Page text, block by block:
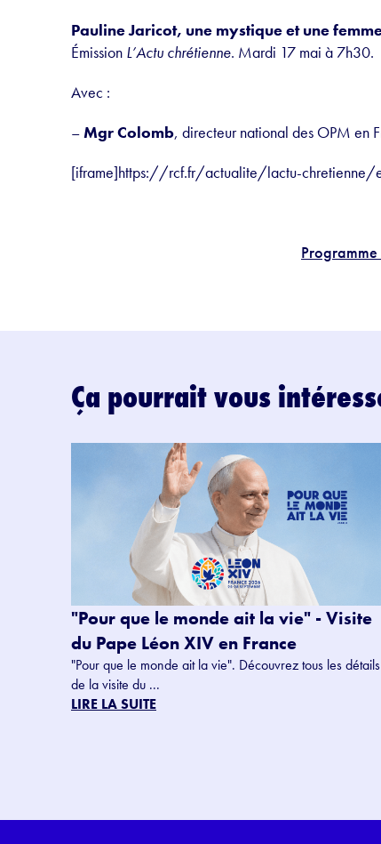
Pauline Jaricot, une mystique et une
Émission L’Actu chrétienne. Mardi 17 mai à 7h30.
Avec :
– Mgr Colomb, directeur national des OPM en
[iframe]https://rcf.fr/actualite/lactu-chretienne/
Ça pourrait vous
"Pour que le monde ait la vie" - Visite
du Pape Léon XIV en France
"Pour que le monde ait la vie". Découvrez tous les détails
de la visite du ...
LIRE LA SUITE